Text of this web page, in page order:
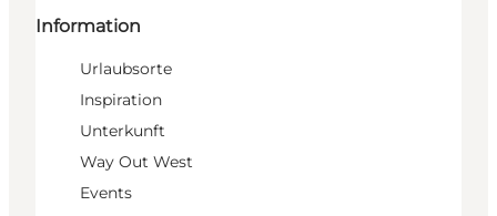
Information
Urlaubsorte
Inspiration
Unterkunft
Way Out West
Events